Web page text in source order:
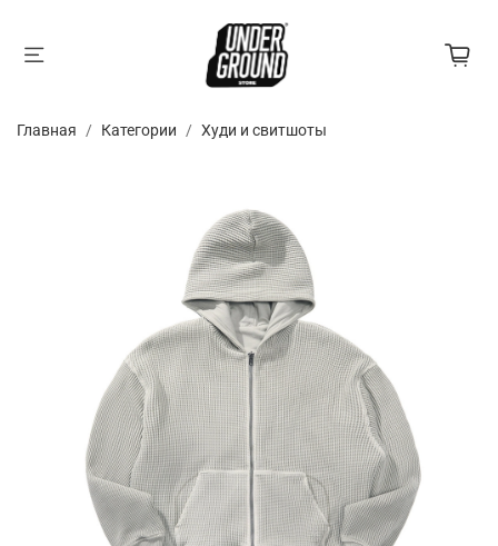
Главная Категории Худи и свитшоты